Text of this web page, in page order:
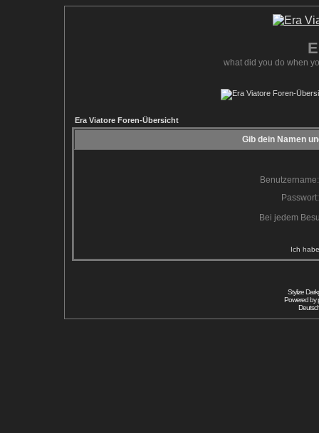
what did you do when
Era Viatore Foren-Übersicht
Gib dein Namen
Benutzername:
Passwort:
Bei jedem
Ich
Stylize
Powered by